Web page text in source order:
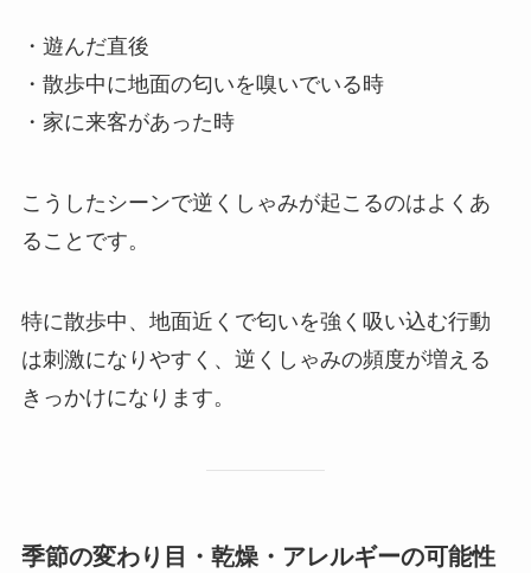
・遊んだ直後
・散歩中に地面の匂いを嗅いでいる時
・家に来客があった時
こうしたシーンで逆くしゃみが起こるのはよくあ
ることです。
特に散歩中、地面近くで匂いを強く吸い込む行動
は刺激になりやすく、逆くしゃみの頻度が増える
きっかけになります。
季節の変わり目・乾燥・アレルギーの可能性